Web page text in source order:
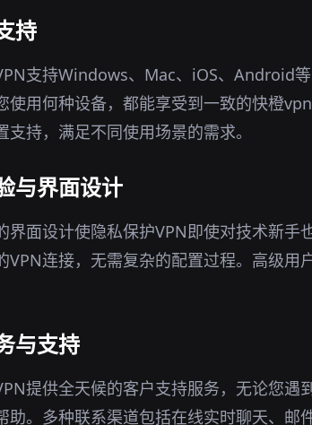
持
支持Windows、Mac、iOS、Android
使用何种设备，都能享受到一致的快橙
支持，满足不同使用场景的需求。
与界面设计
界面设计使隐私保护VPN即使对技术新
VPN连接，无需复杂的配置过程。高级
与支持
提供全天候的客户支持服务，无论您
助。多种联系渠道包括在线实时聊天、邮